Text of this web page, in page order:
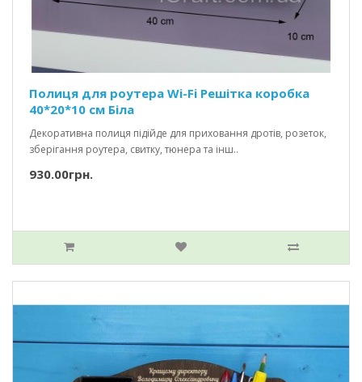
Полиця для роутера Wi-Fi Решітка коробка
40*20*10 см Біла
Декоративна полиця підійде для приховання дротів, розеток,
зберігання роутера, свитку, тюнера та інш..
930.00грн.